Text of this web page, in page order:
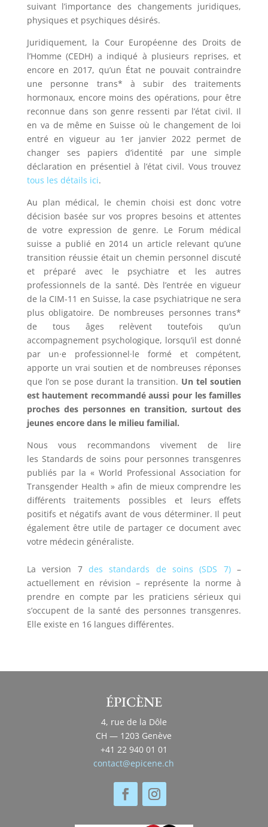
suivant l’importance des changements juridiques,
physiques et psychiques désirés.
Juridiquement, la Cour Européenne des Droits de
l’Homme (CEDH) a indiqué à plusieurs reprises, et
encore en 2017, qu’un État ne pouvait contraindre
une personne trans* à subir des traitements
hormonaux, encore moins des opérations, pour être
reconnue dans son genre ressenti par l’état civil. Il
en va de même en Suisse où le changement de loi
entré en vigueur au 1er janvier 2022 permet de
changer ses papiers d’identité par une simple
déclaration en présentiel à l’état civil. Vous trouvez
tous les détails ici.
Au plan médical, le chemin choisi est donc votre
décision basée sur vos propres besoins et attentes
de votre expression de genre. Le Forum médical
suisse a publié en 2014 un article relevant qu’une
transition réussie était un chemin personnel discuté
et préparé avec le psychiatre et les autres
professionnels de la santé. Dès l’entrée en vigueur
de la CIM-11 en Suisse, la case psychiatrique ne sera
plus obligatoire. De nombreuses personnes trans*
de tous âges relèvent toutefois qu’un
accompagnement psychologique, lorsqu’il est donné
par un·e professionnel·le formé et compétent,
apporte un vrai soutien et de nombreuses réponses
que l’on se pose durant la transition. Un tel soutien
est hautement recommandé aussi pour les familles
proches des personnes en transition, surtout des
jeunes encore dans le milieu familial.
Nous vous recommandons vivement de lire
les Standards de soins pour personnes transgenres
publiés par la « World Professional Association for
Transgender Health » afin de mieux comprendre les
différents traitements possibles et leurs effets
positifs et négatifs avant de vous déterminer. Il peut
également être utile de partager ce document avec
votre médecin généraliste.
La version 7 des standards de soins (SDS 7)–
actuellement en révision – représente la norme à
prendre en compte par les praticiens sérieux qui
s’occupent de la santé des personnes transgenres.
Elle existe en 16 langues différentes.
ÉPICÈNE
4, rue de la Dôle
CH — 1203 Genève
+41 22 940 01 01
contact@epicene.ch